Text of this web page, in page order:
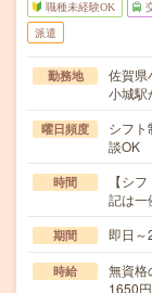
職種未経験OK
派遣
勤務地
佐賀県
小城駅
曜日頻度
シフ
談OK
時間
【シ
記は
期間 即日～
時給
無資格
1650